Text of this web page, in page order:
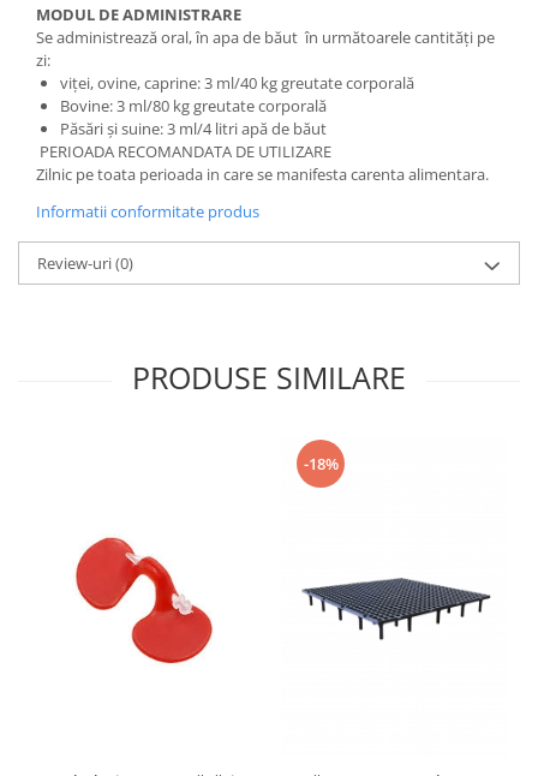
Suplimente și grituri
Accesorii pentru făcut cuşti
Curatare copite
Accesorii veterinare
Capcane
Aditivi furajeri
Promotor
Adjuvanți Promedivet
Calciu furajer și stimulatoare ouat
Accesorii gard electric
Aparate gard electric
Fir gard electric
Animale de companie
MODUL DE ADMINISTRARE
Se administrează oral, în apa de băut în următoarele cantităţi pe
zi:
viţei, ovine, caprine: 3 ml/40 kg greutate corporală
Bovine: 3 ml/80 kg greutate corporală
Păsări şi suine: 3 ml/4 litri apă de băut
PERIOADA RECOMANDATA DE UTILIZARE
Zilnic pe toata perioada in care se manifesta carenta alimentara.
Informatii conformitate produs
Review-uri(0)
PRODUSE SIMILARE
-18%